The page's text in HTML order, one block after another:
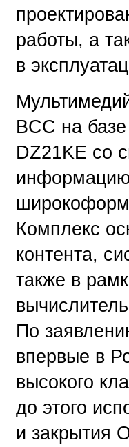
работы, а
в
BCC на
DZ21KE со
Комплекс
контента,
также в
По
впервые в
высокого
до этого
и закрытия